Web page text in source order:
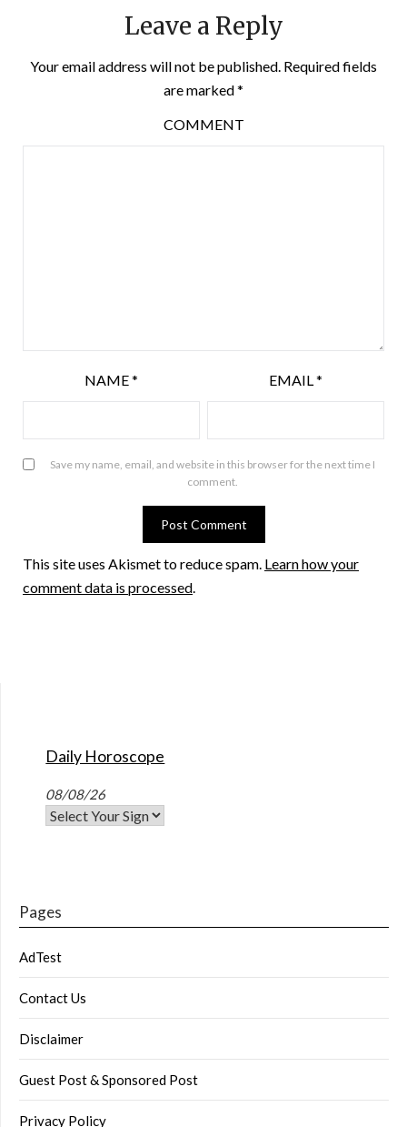
Leave a Reply
Your email address will not be published. Required fields
are marked*
COMMENT
NAME* EMAIL*
Save my name, email, and website in this browser for the next time I
comment.
This site uses Akismet to reduce spam. Learn how your
comment data is processed.
Daily Horoscope
08/08/26
Pages
AdTest
Contact Us
Disclaimer
Guest Post & Sponsored Post
Privacy Policy